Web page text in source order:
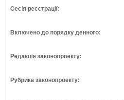
Сесія реєстрації:
Включено до порядку денного:
Редакція законопроекту:
Рубрика законопроекту: